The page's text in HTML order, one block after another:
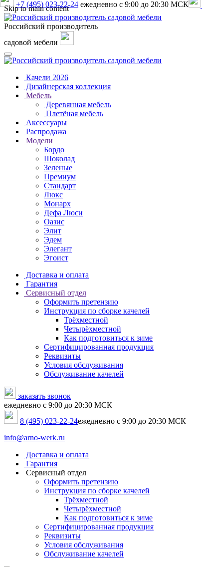
Skip to main content
Российский производитель
садовой мебели
Качели 2026
Дизайнерская коллекция
Мебель
Деревянная мебель
Плетёная мебель
Аксессуары
Распродажа
Модели
Бордо
Шоколад
Зеленые
Премиум
Стандарт
Люкс
Монарх
Дефа Люси
Оазис
Элит
Эдем
Элегант
Эгоист
Доставка и оплата
Гарантия
Сервисный отдел
Оформить претензию
Инструкция по сборке качелей
Трёхместной
Четырёхместной
Как подготовиться к зиме
Сертифицированная продукция
Реквизиты
Условия обслуживания
Обслуживание качелей
заказать звонок
ежедневно с 9:00 до 20:30 МСК
8 (495) 023-22-24ежедневно с 9:00 до 20:30 МСК
info@arno-werk.ru
Доставка и оплата
Гарантия
Сервисный отдел
Оформить претензию
Инструкция по сборке качелей
Трёхместной
Четырёхместной
Как подготовиться к зиме
Сертифицированная продукция
Реквизиты
Условия обслуживания
Обслуживание качелей
+7 (495) 023-22-24 ежедневно с 9:00 до 20:30 МСК